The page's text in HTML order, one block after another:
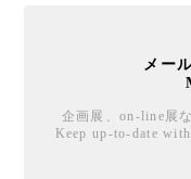
メー
企画展、on-line展
Keep up-to-date